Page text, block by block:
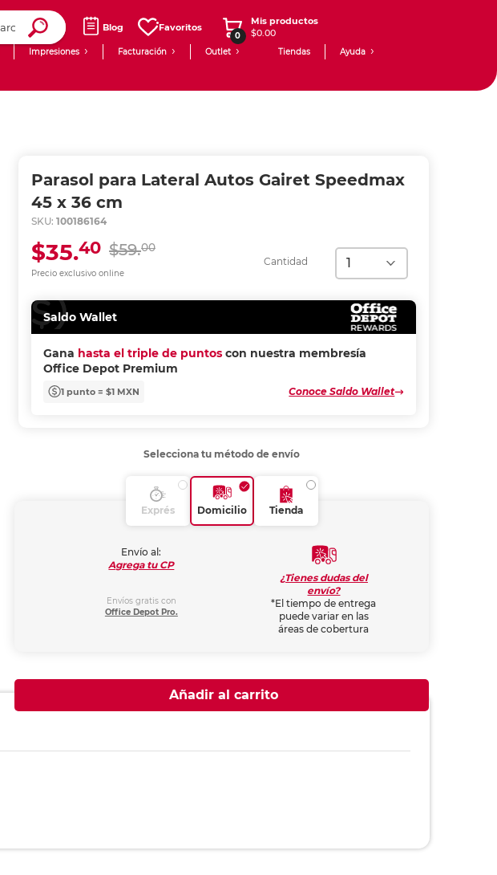
Blog Favoritos
0
Mis productos
$0.00
Impresiones Facturación Outlet Tiendas Ayuda
Parasol para Lateral Autos Gairet Speedmax
45 x 36 cm
SKU: 100186164
Cantidad
Precio exclusivo online
$59.00
$35.40
Saldo Wallet
Gana hasta el triple de puntos con nuestra membresía
Office Depot Premium
1 punto = $1 MXN Conoce Saldo Wallet
Selecciona tu método de envío
Exprés Domicilio Tienda
Envío al:
Agrega tu CP
Envíos gratis con
Office Depot Pro.
¿Tienes dudas del
envío?
*El tiempo de entrega
puede variar en las
áreas de cobertura
Añadir al carrito